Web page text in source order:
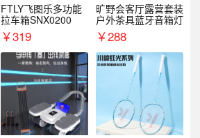
FTLY飞图乐多功能
拉车箱SNX0200
￥319
旷野会客厅露营套装
户外茶具蓝牙音箱灯
￥288